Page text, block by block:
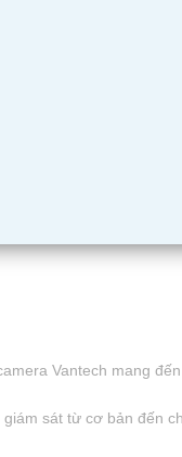
Vantech mang
sát từ cơ bản đến